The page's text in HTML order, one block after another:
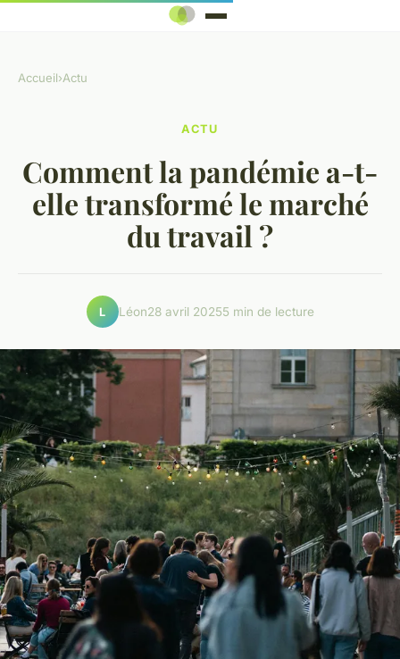
Accueil›Actu
ACTU
Comment la pandémie a-t-
elle transformé le marché
du travail ?
L Léon28 avril 20255 min de lecture